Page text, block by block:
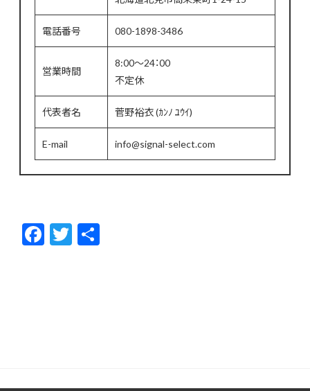
電話番号 080-1898-3486
営業時間
8:00～24：00
不定休
代表者名 菅野裕衣 (ｶﾝﾉ ﾕｳｲ)
E-mail info@signal-select.com
F
ac
T
w